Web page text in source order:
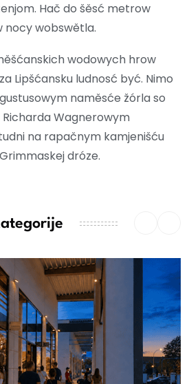
Hač do šěsć metrow
nocy wobswětla.
wodowych hrow
Lipšćansku ludnosć być. Nimo
naměsće žórla so
Wagnerowym
na rapačnym kamjenišću
dróze.